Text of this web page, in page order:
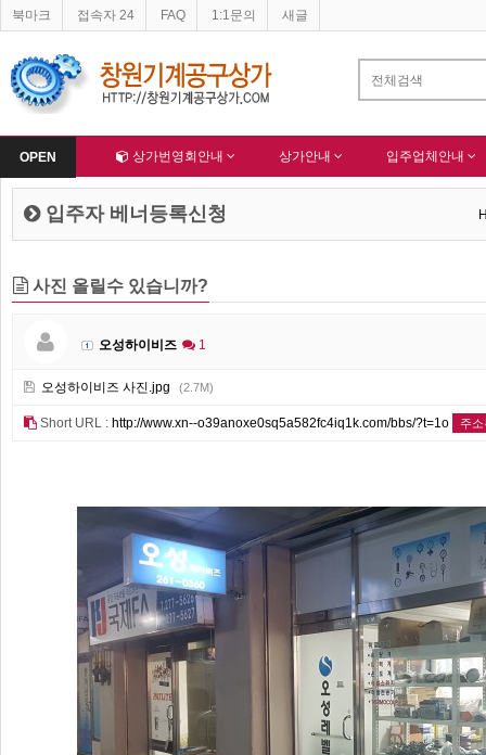
OPEN
북마크 접속자 24 FAQ 1:1문의 새글
이버 등록완료 - 알림 한국종합산업(주) 회원님 가입을 축하드립니다 !
Home 상가번영회안내 상가안내 입주업체안내
입주자 베너등록신청
사진 올릴수 있습니까?
오성하이비즈 1
오성하이비즈 사진.jpg (2.7M)
Short URL : http://www.xn--o39anoxe0sq5a582fc4iq1k.com/bbs/?t=1o 주소